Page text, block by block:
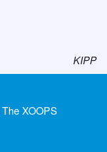
KIPP
The XOOPS